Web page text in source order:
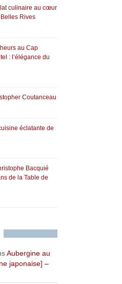
culinaire au cœur
Rives
au Cap
: l’élégance du
Coutanceau
éclatante de
Bacquié
de la Table de
Aubergine au
japonaise] –